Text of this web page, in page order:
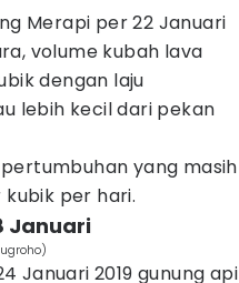
Merapi per 22 Januari
volume kubah lava
dengan laju
lebih kecil dari pekan
yang masih
per hari.
Januari
Januari 2019 gunung api